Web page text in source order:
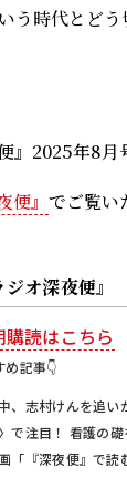
う時代とど
2025年8月
』 でご覧い
オ深夜便』
読はこちら
記事👇
、志村けんを追
で注目！ 看護の
「『深夜便』で